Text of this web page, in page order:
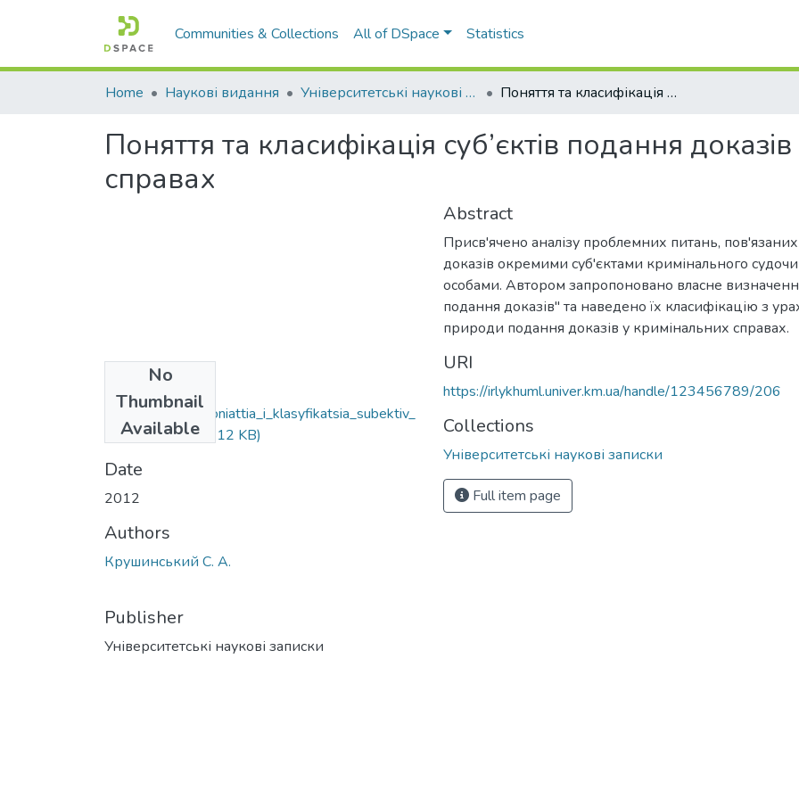
Communities & Collections All of DSpace Statistics
Home Наукові видання Університетські наукові записки Поняття та класифікація суб’єктів подання доказів у кримінальних справах
Поняття та класифікація суб’єктів подання
справах
No
Thumbnail
Available
Krushynskyi_6_Poniattia_i_klasyfikatsia_subektiv_
podannia.pdf(143.12 KB)
Date
2012
Authors
Крушинський С. А.
Publisher
Університетські наукові записки
Abstract
Присв'ячено аналізу проблемних питань,
доказів окремими суб'єктами кримінального
особами. Автором запропоновано власне
подання доказів" та наведено їх класифікацію з
природи подання доказів у кримінальних справах.
URI
https://irlykhuml.univer.km.ua/handle/123456789/206
Collections
Університетські наукові записки
Full item page